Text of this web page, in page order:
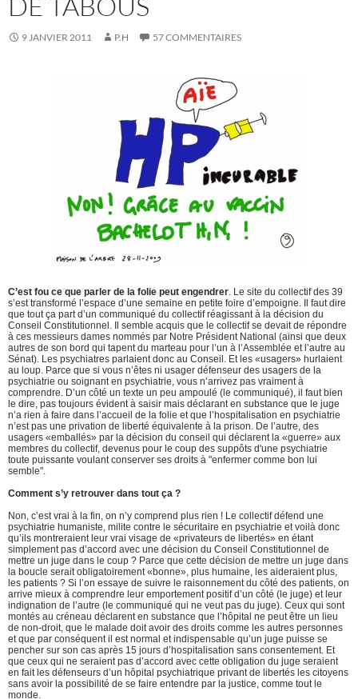
9 JANVIER 2011 P.H 57 COMMENTAIRES
C’est fou ce que parler de la folie peut engendrer. Le site du collectif des 39
s’est transformé l’espace d’une semaine en petite foire d’empoigne. Il faut dire
que tout ça part d’un communiqué du collectif réagissant à la décision du
Conseil Constitutionnel. Il semble acquis que le collectif se devait de répondre
à ces messieurs dames nommés par Notre Président National (ainsi que deux
autres de son bord qui tapent du marteau pour l’un à l’Assemblée et l’autre au
Sénat). Les psychiatres parlaient donc au Conseil. Et les «usagers» hurlaient
au loup. Parce que si vous n’êtes ni usager défenseur des usagers de la
psychiatrie ou soignant en psychiatrie, vous n’arrivez pas vraiment à
comprendre. D’un côté un texte un peu ampoulé (le communiqué), il faut bien
le dire, pas toujours évident à saisir mais déclarant en substance que le juge
n’a rien à faire dans l’accueil de la folie et que l’hospitalisation en psychiatrie
n’est pas une privation de liberté équivalente à la prison. De l’autre, des
usagers «emballés» par la décision du conseil qui déclarent la «guerre» aux
membres du collectif, devenus pour le coup des suppôts d'une psychiatrie
toute puissante voulant conserver ses droits à "enfermer comme bon lui
semble".
Comment s’y retrouver dans tout ça ?
Non, c’est vrai à la fin, on n’y comprend plus rien ! Le collectif défend une
psychiatrie humaniste, milite contre le sécuritaire en psychiatrie et voilà donc
qu’ils montreraient leur vrai visage de «privateurs de libertés» en étant
simplement pas d’accord avec une décision du Conseil Constitutionnel de
mettre un juge dans le coup ? Parce que cette décision de mettre un juge dans
la boucle serait obligatoirement «bonne», plus humaine, les aideraient plus,
les patients ? Si l’on essaye de suivre le raisonnement du côté des patients, on
arrive mieux à comprendre leur emportement positif d’un côté (le juge) et leur
indignation de l’autre (le communiqué qui ne veut pas du juge). Ceux qui sont
montés au créneau déclarent en substance que l’hôpital ne peut être un lieu
de non-droit, que le malade doit avoir des droits comme les autres personnes
et que par conséquent il est normal et indispensable qu’un juge puisse se
pencher sur son cas après 15 jours d’hospitalisation sans consentement. Et
que ceux qui ne seraient pas d’accord avec cette obligation du juge seraient
en fait les défenseurs d’un hôpital psychiatrique privant de libertés les citoyens
sans avoir la possibilité de se faire entendre par la justice, comme tout le
monde.